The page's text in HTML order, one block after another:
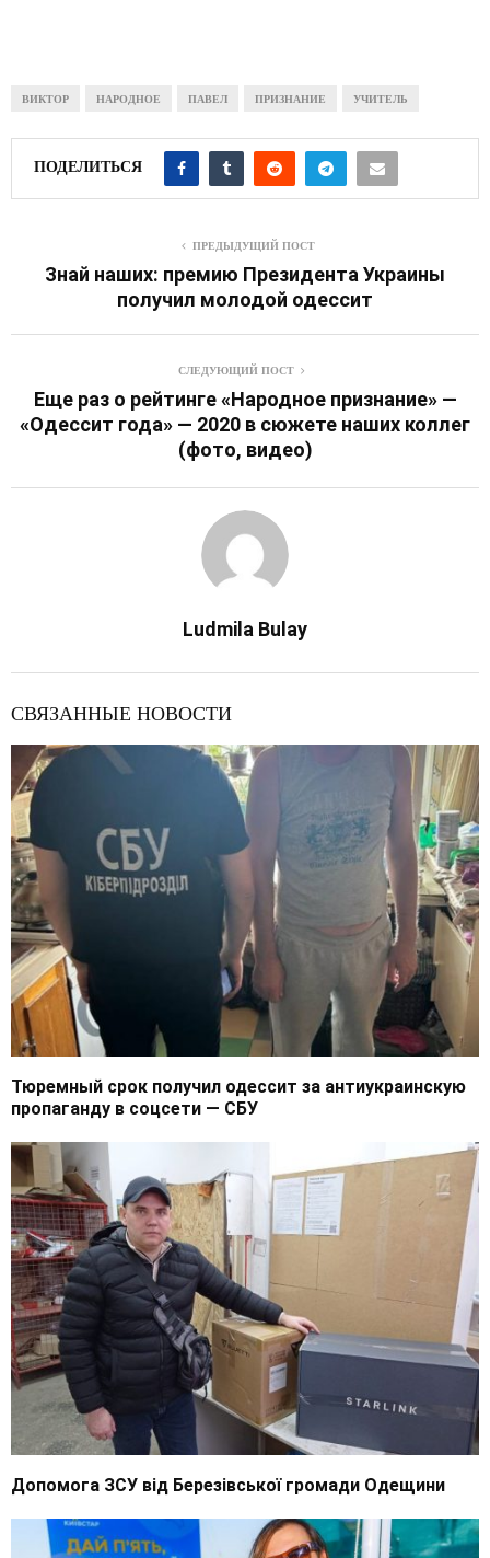
ВИКТОР НАРОДНОЕ ПАВЕЛ ПРИЗНАНИЕ УЧИТЕЛЬ
ПОДЕЛИТЬСЯ
ПРЕДЫДУЩИЙ ПОСТ
Знай наших: премию Президента Украины
получил молодой одессит
СЛЕДУЮЩИЙ ПОСТ
Еще раз о рейтинге «Народное признание» —
«Одессит года» — 2020 в сюжете наших коллег
(фото, видео)
Ludmila Bulay
СВЯЗАННЫЕ НОВОСТИ
Тюремный срок получил одессит за антиукраинскую
пропаганду в соцсети — СБУ
Допомога ЗСУ від Березівської громади Одещини